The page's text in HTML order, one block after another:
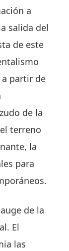
a
salida del
de este
partir de
de la
terreno
la
para
de la
El
las